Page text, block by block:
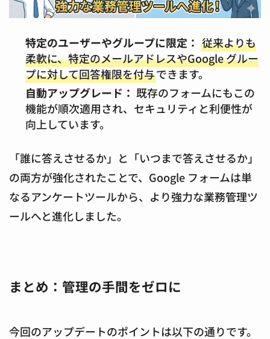
特定のユーザーやグループに限定： 従来よりも
柔軟に、特定のメールアドレスやGoogle グルー
プに対して回答権限を付与できます。
自動アップグレード： 既存のフォームにもこの
機能が順次適用され、セキュリティと利便性が
向上しています。
「誰に答えさせるか」と「いつまで答えさせるか」
の両方が強化されたことで、Google フォームは単
なるアンケートツールから、より強力な業務管理ツ
ールへと進化しました。
まとめ：管理の手間をゼロに
今回のアップデートのポイントは以下の通りです。